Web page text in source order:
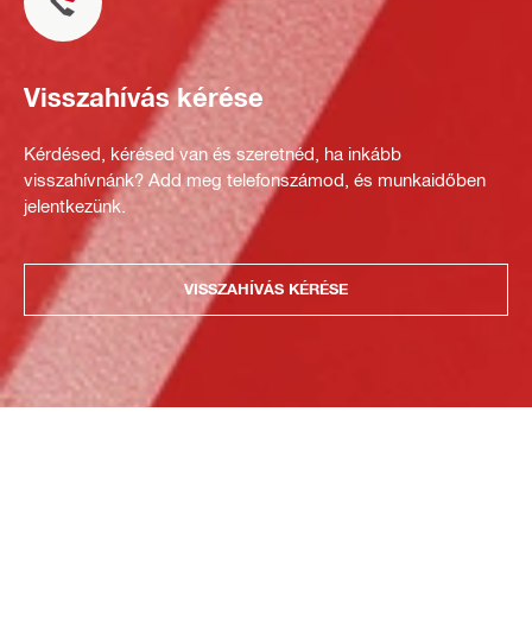
Visszahívás kérése
Kérdésed, kérésed van és szeretnéd, ha inkább
visszahívnánk? Add meg telefonszámod, és munkaidőben
jelentkezünk.
VISSZAHÍVÁS KÉRÉSE